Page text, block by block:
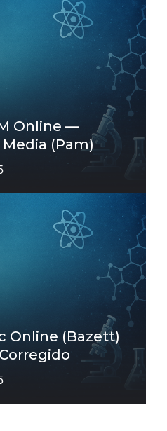
Online —
(pam)
Online (Bazett)